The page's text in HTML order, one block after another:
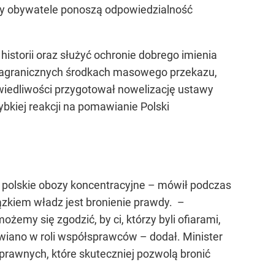
obywatele ponoszą odpowiedzialność
oraz służyć ochronie dobrego imienia
środkach masowego przekazu,
przygotował nowelizację ustawy
reakcji na pomawianie Polski
obozy koncentracyjne – mówił podczas
władz jest bronienie prawdy. –
się zgodzić, by ci, którzy byli ofiarami,
w roli współsprawców – dodał. Minister
które skuteczniej pozwolą bronić